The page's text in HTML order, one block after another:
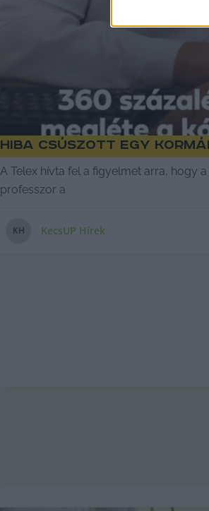
Hiba csúszott egy
A Telex hívta fel a figyelmet arra, hogy
professzor a
KH KecsUP Hírek